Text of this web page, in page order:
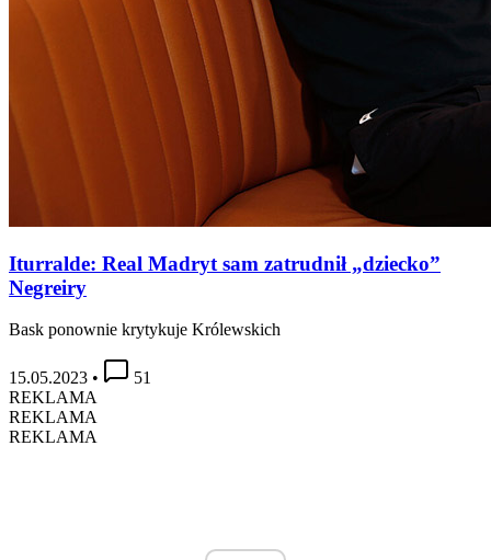
Iturralde: Real Madryt sam zatrudnił „dziecko”
Negreiry
Bask ponownie krytykuje Królewskich
15.05.2023 •
51
REKLAMA
REKLAMA
REKLAMA